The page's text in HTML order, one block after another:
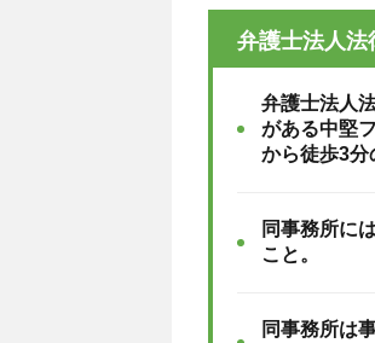
弁護士法人法
弁護士法人
がある中堅
から徒歩3分
同事務所に
こと。
同事務所は